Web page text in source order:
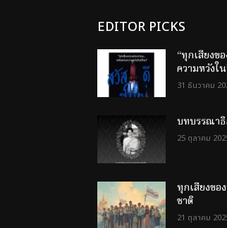
EDITOR PICKS
“ทุกเสียงข
ความหวังใ
31 ธันวาคม
บทบรรณา
25 ตุลาคม
ทุกเสียงขอ
ชาติ
21 ตุลาคม